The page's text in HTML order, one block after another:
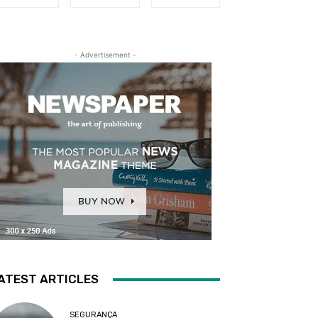
- Advertisement -
ARTICLES
SEGURANÇA